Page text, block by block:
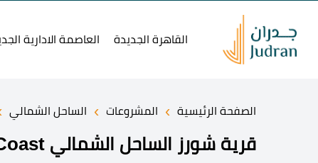
القاهرة الجديدة العاصمة الادارية
الصفحة الرئيسية › المشروعات › الساحل الشمالي
قرية شورز الساحل الشمالي Shores North Coast أسعار وتفاصيل 2025